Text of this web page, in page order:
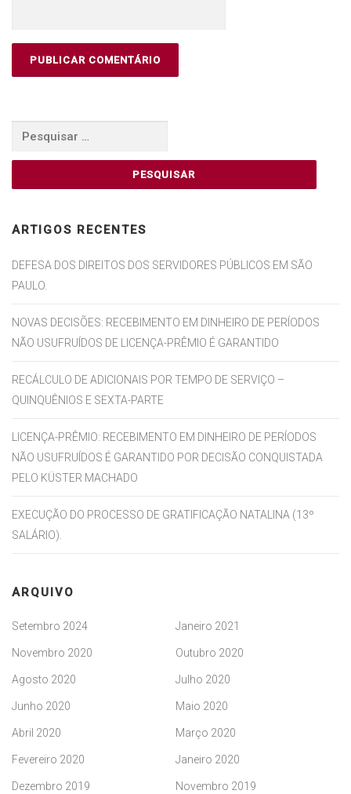
Pesquisar
ARTIGOS RECENTES
DEFESA DOS DIREITOS DOS SERVIDORES PÚBLICOS EM SÃO
PAULO.
NOVAS DECISÕES: RECEBIMENTO EM DINHEIRO DE PERÍODOS
NÃO USUFRUÍDOS DE LICENÇA-PRÊMIO É GARANTIDO
RECÁLCULO DE ADICIONAIS POR TEMPO DE SERVIÇO –
QUINQUÊNIOS E SEXTA-PARTE
LICENÇA-PRÊMIO: RECEBIMENTO EM DINHEIRO DE PERÍODOS
NÃO USUFRUÍDOS É GARANTIDO POR DECISÃO CONQUISTADA
PELO KÜSTER MACHADO
EXECUÇÃO DO PROCESSO DE GRATIFICAÇÃO NATALINA (13º
SALÁRIO).
ARQUIVO
Setembro 2024 Janeiro 2021
Novembro 2020 Outubro 2020
Agosto 2020 Julho 2020
Junho 2020 Maio 2020
Abril 2020 Março 2020
Fevereiro 2020 Janeiro 2020
Dezembro 2019 Novembro 2019